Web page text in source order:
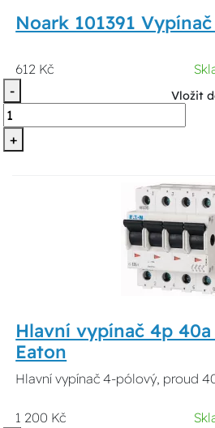
Noark 101391
612 Kč
-
+
Vložit
Hlavní vypínač 4p
Eaton
Hlavní vypínač 4-pólový, proud
1 200 Kč